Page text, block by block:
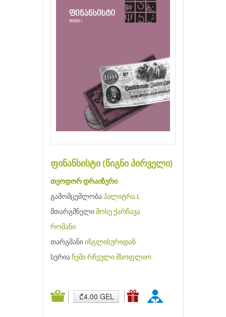
ფინანსისტი (წიგნი პირველი)
თეოდორ დრაიზერი
გამომცემლობა პალიტრა L
მთარგმნელი მოსე ქარჩავა
რომანი
თარგმანი ინგლისურიდან
სერია ჩემი რჩეული მსოფლიო
₾4.00 GEL